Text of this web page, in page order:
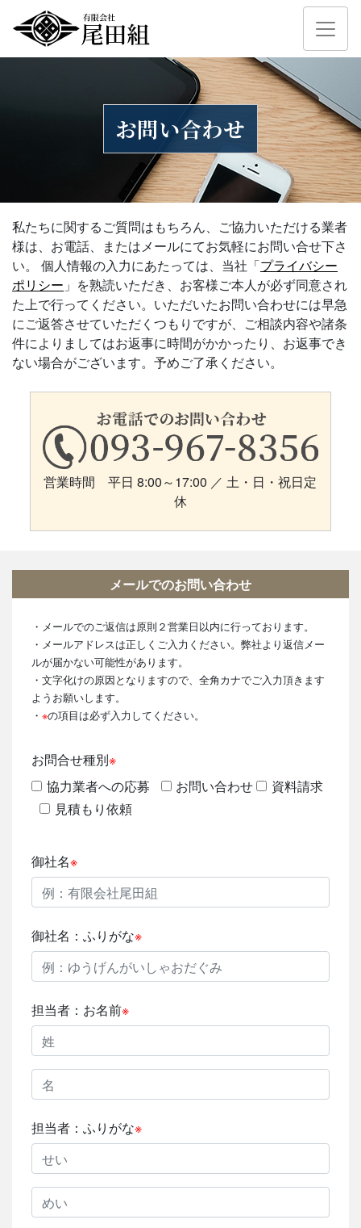
私たちに関するご質問はもちろん、ご協力いただける業者
様は、お電話、またはメールにてお気軽にお問い合せ下さ
い。 個人情報の入力にあたっては、当社「プライバシー
ポリシー 」を熟読いただき、お客様ご本人が必ず同意され
た上で行ってください。いただいたお問い合わせには早急
にご返答させていただくつもりですが、ご相談内容や諸条
件によりましてはお返事に時間がかかったり、お返事でき
ない場合がございます。予めご了承ください。
営業時間 平日 8:00～17:00 ／ 土・日・祝日定
休
メールでのお問い合わせ
・メールでのご返信は原則２営業日以内に行っております。
・メールアドレスは正しくご入力ください。弊社より返信メー
ルが届かない可能性があります。
・文字化けの原因となりますので、全角カナでご入力頂きます
ようお願いします。
・ ※の項目は必ず入力してください。
お問合せ種別※
協力業者への応募
お問い合わせ
資料請求
見積もり依頼
御社名※
御社名：ふりがな※
担当者：お名前※
担当者：ふりがな※